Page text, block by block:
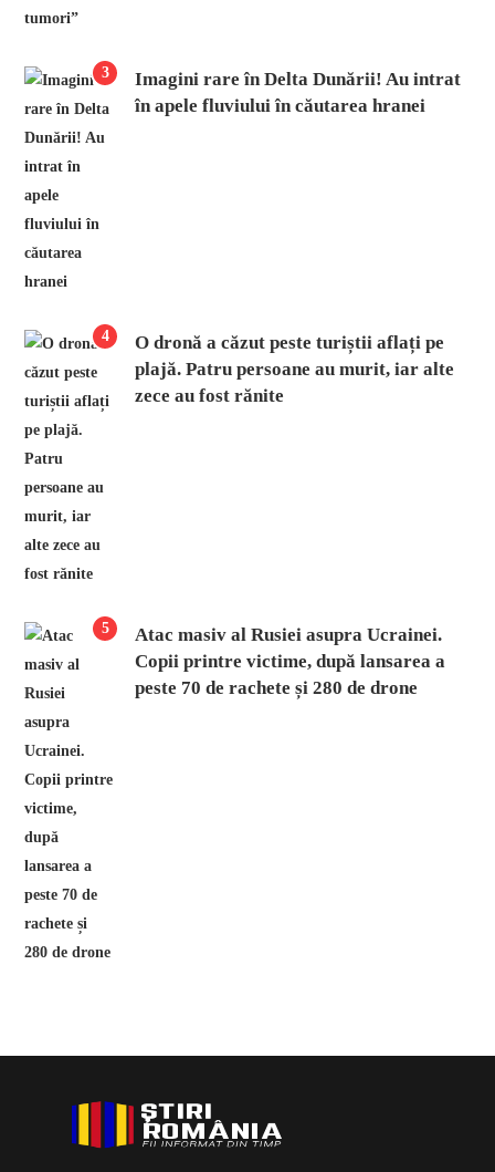
3
Imagini rare în Delta Dunării! Au intrat
în apele fluviului în căutarea hranei
4
O dronă a căzut peste turiștii aflați pe
plajă. Patru persoane au murit, iar alte
zece au fost rănite
5
Atac masiv al Rusiei asupra Ucrainei.
Copii printre victime, după lansarea a
peste 70 de rachete și 280 de drone